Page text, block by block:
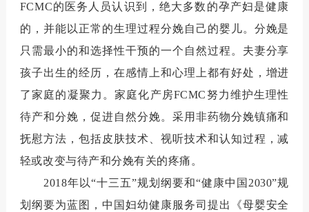
FCMC的医务人员认识到，绝大多数的孕产妇是健康
的，并能以正常的生理过程分娩自己的婴儿。分娩是
只需最小的和选择性干预的一个自然过程。夫妻分享
孩子出生的经历，在感情上和心理上都有好处，增进
了家庭的凝聚力。家庭化产房FCMC 努力维护生理性
待产和分娩，促进自然分娩。采用非药物分娩镇痛和
抚慰方法，包括皮肤技术、视听技术和认知过程，减
轻或改变与待产和分娩有关的疼痛。
2018年以“十三五”规划纲要和“健康中国 2030”规
划纲要为蓝图，中国妇幼健康服务司提出《母婴安全